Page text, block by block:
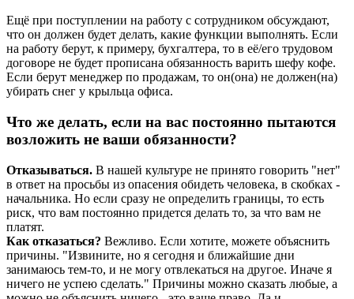
Ещё при поступлении на работу с сотрудником обсуждают,
что он должен будет делать, какие функции выполнять. Если
на работу берут, к примеру, бухгалтера, то в её/его трудовом
договоре не будет прописана обязанность варить шефу кофе.
Если берут менеджер по продажам, то он(она) не должен(на)
убирать снег у крыльца офиса.
Что же делать, если на вас постоянно пытаются
возложить не ваши обязанности?
Отказываться. В нашей культуре не принято говорить "нет"
в ответ на просьбы из опасения обидеть человека, в скобках -
начальника. Но если сразу не определить границы, то есть
риск, что вам постоянно придется делать то, за что вам не
платят.
Как отказаться? Вежливо. Если хотите, можете объяснить
причины. "Извините, но я сегодня и ближайшие дни
занимаюсь тем-то, и не могу отвлекаться на другое. Иначе я
ничего не успею сделать." Причины можно сказать любые, а